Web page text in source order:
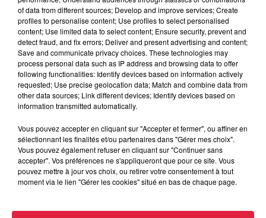
Catherine Trautmann réagit
6 août 2026
Au zoo de Mulhouse : rencontre
avec les flamants rouges
À découvrir également
of data from different sources; Develop and improve services; Create
profiles to personalise content; Use profiles to select personalised
content; Use limited data to select content; Ensure security, prevent and
detect fraud, and fix errors; Deliver and present advertising and content;
Save and communicate privacy choices. These technologies may
process personal data such as IP address and browsing data to offer
following functionalities: Identify devices based on information actively
requested; Use precise geolocation data; Match and combine data from
other data sources; Link different devices; Identify devices based on
information transmitted automatically.
Vous pouvez accepter en cliquant sur "Accepter et fermer", ou affiner en
sélectionnant les finalités et/ou partenaires dans "Gérer mes choix".
Vous pouvez également refuser en cliquant sur "Continuer sans
accepter". Vos préférences ne s'appliqueront que pour ce site. Vous
pouvez mettre à jour vos choix, ou retirer votre consentement à tout
moment via le lien "Gérer les cookies" situé en bas de chaque page.